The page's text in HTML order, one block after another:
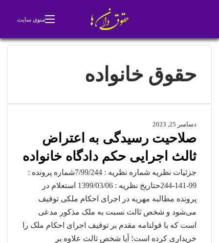
منوی سایت
حقوق خانواده
دسامبر 25, 2023
صلاحیت رسیدگی به اعتراض
ثالث اجرایی حکم دادگاه خانواده
جزئیات نظریه شماره نظریه : 7/99/244شماره پرونده :
99-141-244حتاریخ نظریه : 1399/03/06 استعلام در
پرونده‌ مطالبه مهریه در اجرای احکام ملکی توقیف
می‌شود و شخص ثالث نسبت به ملک مذکور مدعی
است که با قولنامه مقدم بر توقیف اجرای احکام ملک را
خریداری کرده است؛ آیا شخص ثالث علاوه بر